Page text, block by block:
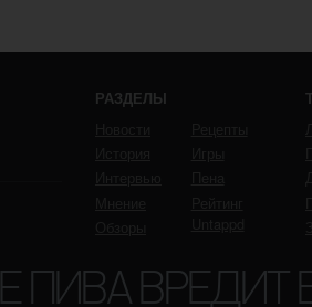
РАЗДЕЛЫ
ПИВА